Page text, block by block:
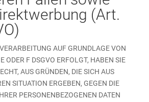
(Art.
AUF GRUNDLAGE VON
ODER F DSGVO ERFOLGT, HABEN SIE
AUS GRÜNDEN, DIE SICH AUS
SITUATION ERGEBEN, GEGEN DIE
PERSONENBEZOGENEN DATEN